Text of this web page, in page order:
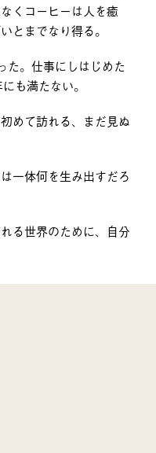
くコーヒーは人を癒
とまでなり得る。
た。仕事にしはじめた
も満たない。
めて訪れる、まだ見ぬ
一体何を生み出すだろ
る世界のために、自分